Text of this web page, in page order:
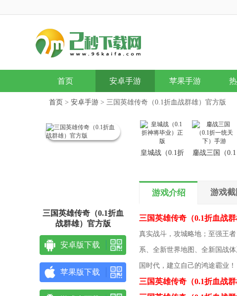
首页 安卓手游 苹果手游
首页 > 安卓手游 > 三国英雄传奇（0.1折血战群雄）官方版
三国英雄传奇（0.1折血
战群雄）官方版
安卓版下载
苹果版下载
皇城战（0.1折
鏖战三国（0.1
游戏介绍 游戏截
三国英雄传奇（0.1折血战
真实战斗，攻城略地；至强王
系、全新世界地图、全新国战
国时代，建立自己的鸿途霸业！
三国英雄传奇（0.1折血战